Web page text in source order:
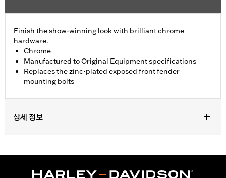
Finish the show-winning look with brilliant chrome
hardware.
Chrome
Manufactured to Original Equipment specifications
Replaces the zinc-plated exposed front fender
mounting bolts
상세 정보
Installation Instructions